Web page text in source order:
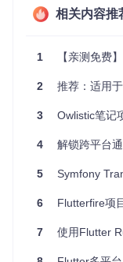
一站式解决方案
配置即可运行。
信息。
满足多数应用
ON序列化、
项目质量。
如果你正在寻找一
绝对值得你尝试。
相关内容推
1 【亲测免费】
2 推荐：适用
3 Owlistic笔记
4 解锁跨平台
5 Symfony
6 Flutterfire项目
7 使用Flutter